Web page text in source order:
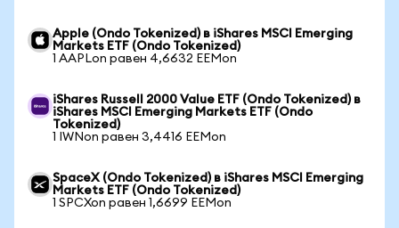
Apple (Ondo Tokenized) в iShares MSCI Emerging
Markets ETF (Ondo Tokenized)
1 AAPLon равен 4,6632 EEMon
iShares Russell 2000 Value ETF (Ondo Tokenized) в
iShares MSCI Emerging Markets ETF (Ondo
Tokenized)
1 IWNon равен 3,4416 EEMon
SpaceX (Ondo Tokenized) в iShares MSCI Emerging
Markets ETF (Ondo Tokenized)
1 SPCXon равен 1,6699 EEMon